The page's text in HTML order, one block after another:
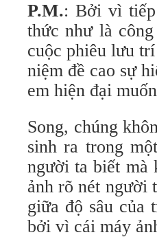
P.M.: Bởi vì
thức như là
cuộc phiêu lưu
niệm đề cao sự
em hiện đại
Song, chúng
sinh ra trong
người ta biết mà
ảnh rõ nét người
giữa độ sâu của
bởi vì cái máy